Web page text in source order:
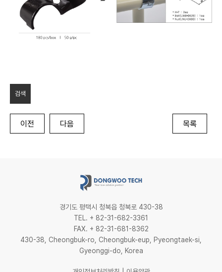
검색
이전 다음 목록
경기도 평택시 청북읍 청북로 430-38
TEL. + 82-31-682-3361
FAX. + 82-31-681-8362
430-38, Cheongbuk-ro, Cheongbuk-eup, Pyeongtaek-si,
Gyeonggi-do, Korea